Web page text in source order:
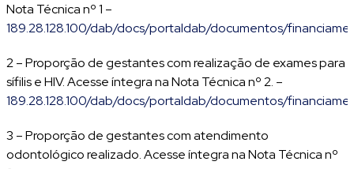
Nota Técnica nº 1 –
189.28.128.100/dab/docs/portaldab/documentos/
2 – Proporção de gestantes com realização de exames para
sífilis e HIV. Acesse íntegra na Nota Técnica nº 2. –
189.28.128.100/dab/docs/portaldab/documentos/
3 – Proporção de gestantes com atendimento
odontológico realizado. Acesse íntegra na Nota Técnica nº